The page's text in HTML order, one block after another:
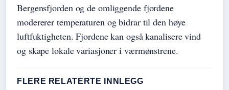
Bergensfjorden og de omliggende fjordene
modererer temperaturen og bidrar til den høye
luftfuktigheten. Fjordene kan også kanalisere vind
og skape lokale variasjoner i værmønstrene.
FLERE RELATERTE INNLEGG